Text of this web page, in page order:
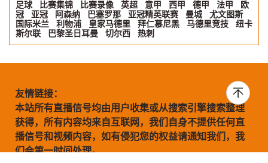
足球 比赛集锦 比赛录像 英超 意甲 西甲 德甲 法甲
欧
冠
亚冠 阿森纳 巴塞罗那 亚冠精英联赛 曼城
尤文图斯
国际米兰
利物浦 皇家马德里 拜仁慕尼黑 马德里竞技
纽卡
斯尔联
巴黎圣日耳曼 切尔西 热刺
友情链接：
本站所有直播信号均由用户收集或从搜索引擎搜索整理
获得，所有内容均来自互联网，我们自身不提供任何直
播信号和视频内容，如有侵犯您的权益请通知我们，我
们会第一时间处理。